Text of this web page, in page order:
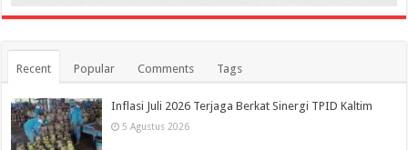
Recent Popular Comments Tags
Inflasi Juli 2026 Terjaga Berkat Sinergi TPID Kaltim
5 Agustus 2026